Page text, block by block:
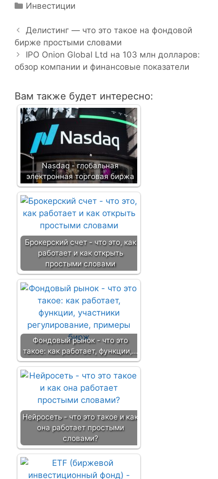
Р
б
р
и
к
Инвестиции
а
в
и
г
ц
и
и
Делистинг — что это такое на фондовой
бирже простыми словами
IPO Onion Global Ltd на 103 млн долларов:
обзор компании и финансовые показатели
Вам также будет интересно:
Nasdaq - глобальная
электронная торговая биржа
Брокерский счет - что это, как
работает и как открыть
простыми словами
Фондовый рынок - что это
такое: как работает, функции,…
Нейросеть - что это такое и как
она работает простыми
словами?